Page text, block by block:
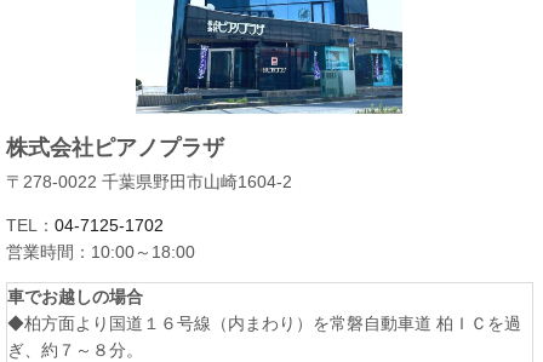
株式会社ピアノプラザ
〒278-0022 千葉県野田市山崎1604-2
TEL： 04-7125-1702
営業時間：10:00～18:00
車でお越しの場合
◆柏方面より国道１６号線（内まわり）を常磐自動車道 柏ＩＣを過
ぎ、約７～８分。